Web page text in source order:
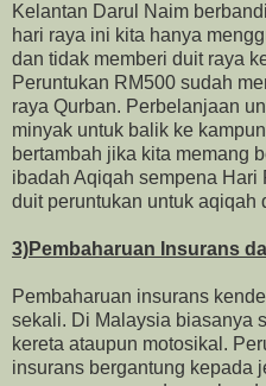
Kelantan Darul Naim
hari raya ini kita hanya
dan tidak memberi duit raya
Peruntukan RM500 sudah
raya Qurban. Perbelanjaan
minyak untuk balik ke
bertambah jika kita memang
ibadah Aqiqah sempena Hari
duit peruntukan untuk aqiqah
3)Pembaharuan Insurans
Pembaharuan insurans
sekali. Di Malaysia biasanya
kereta ataupun motosikal.
insurans bergantung kepada